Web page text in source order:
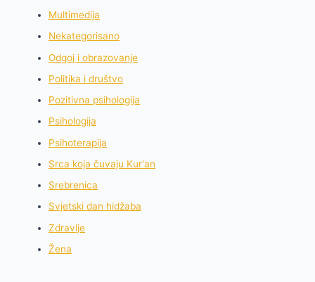
Multimedija
Nekategorisano
Odgoj i obrazovanje
Politika i društvo
Pozitivna psihologija
Psihologija
Psihoterapija
Srca koja čuvaju Kur'an
Srebrenica
Svjetski dan hidžaba
Zdravlje
Žena